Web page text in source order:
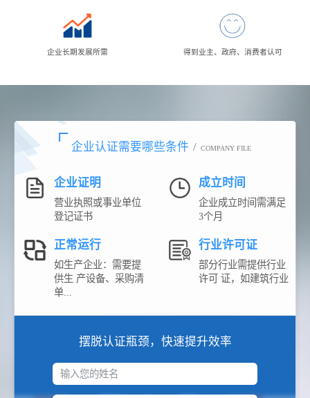
企业长期发展所需 得到业主、政府、消费者认可
企业认证需要哪些条件 / COMPANY FILE
企业证明
营业执照或事业单位
登记证书
成立时间
企业成立时间需满足
3个月
正常运行
如生产企业：需要提
供生 产设备、采购清
单...
行业许可证
部分行业需提供行业
许可 证，如建筑行业
摆脱认证瓶颈，快速提升效率
输入您的姓名